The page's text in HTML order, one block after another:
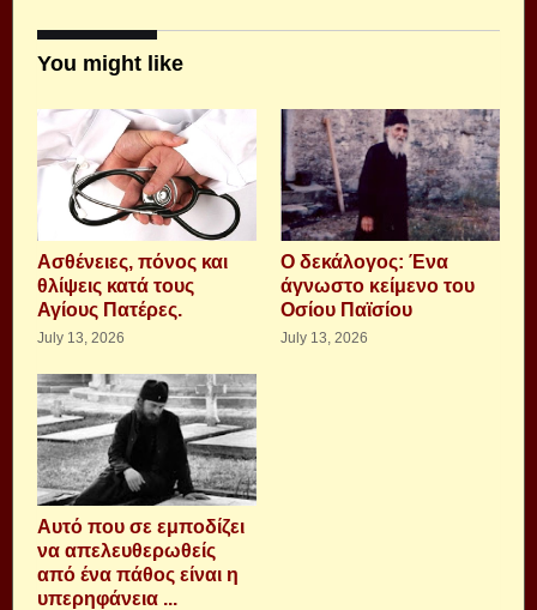
You might like
Aσθένειες, πόνος και
θλίψεις κατά τους
Αγίους Πατέρες.
July 13, 2026
Ο δεκάλογος: Ένα
άγνωστο κείμενο του
Οσίου Παϊσίου
July 13, 2026
Αυτό που σε εμποδίζει
να απελευθερωθείς
από ένα πάθος είναι η
υπερηφάνεια ...